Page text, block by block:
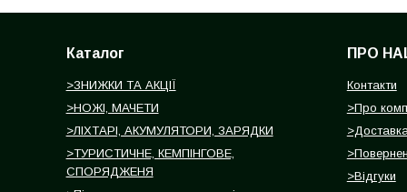
Каталог
>ЗНИЖКИ ТА АКЦІЇ
>НОЖІ, МАЧЕТИ
>ЛІХТАРІ, АКУМУЛЯТОРИ, ЗАРЯДКИ
>ТУРИСТИЧНЕ, КЕМПІНГОВЕ,
СПОРЯДЖЕНЯ
ПРО
Контакти
>Про
>Відгуки